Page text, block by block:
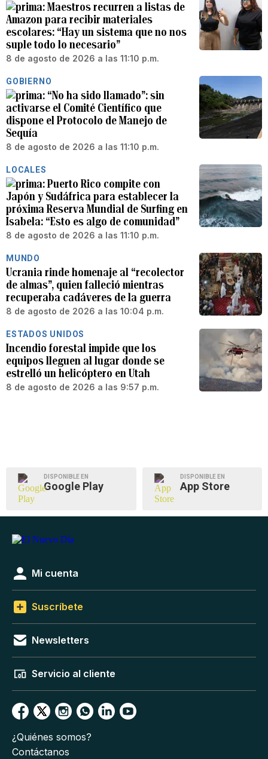
Maestros recurren a listas de
Amazon para recibir materiales
escolares: “Hay un sistema que no nos
suple todo lo necesario”
8 de agosto de 2026 a las 11:10 p.m.
GOBIERNO
“No ha sido llamado”: sin
activarse el Comité Científico que
dispone el Protocolo de Manejo de
Sequía
8 de agosto de 2026 a las 11:10 p.m.
LOCALES
Puerto Rico compite con
Japón y Sudáfrica para establecer la
próxima Reserva Mundial de Surfing en
Isabela: “Esto es algo de comunidad”
8 de agosto de 2026 a las 11:10 p.m.
MUNDO
Ucrania rinde homenaje al “recolector
de almas”, quien falleció mientras
recuperaba cadáveres de la guerra
8 de agosto de 2026 a las 10:04 p.m.
ESTADOS UNIDOS
Incendio forestal impide que los
equipos lleguen al lugar donde se
estrelló un helicóptero en Utah
8 de agosto de 2026 a las 9:57 p.m.
DISPONIBLE EN
Google Play
DISPONIBLE EN
App Store
Mi cuenta
Suscríbete
Newsletters
Servicio al cliente
¿Quiénes somos?
Contáctanos